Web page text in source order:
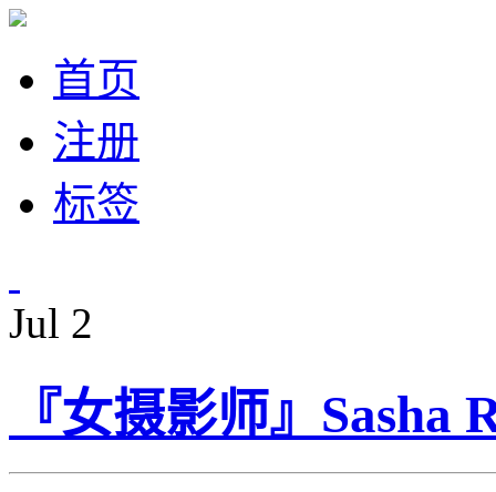
首页
注册
标签
Jul 2
『女摄影师』Sasha